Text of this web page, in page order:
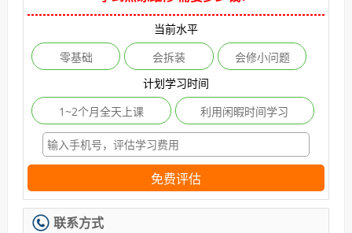
当前水平
零基础
会拆装
会修小问题
计划学习时间
1~2个月全天上课
利用闲暇时间学习
免费评估
联系方式